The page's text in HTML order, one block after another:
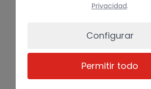
Privacidad.
Configurar
Permitir todo